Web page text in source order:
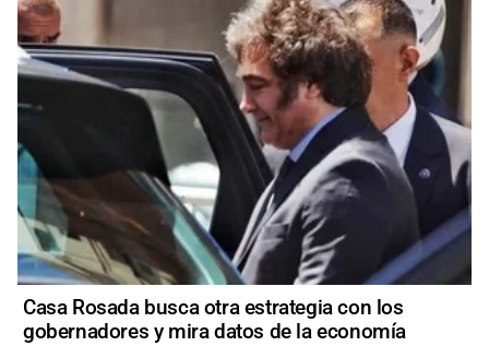
Casa Rosada busca otra estrategia con los
gobernadores y mira datos de la economía